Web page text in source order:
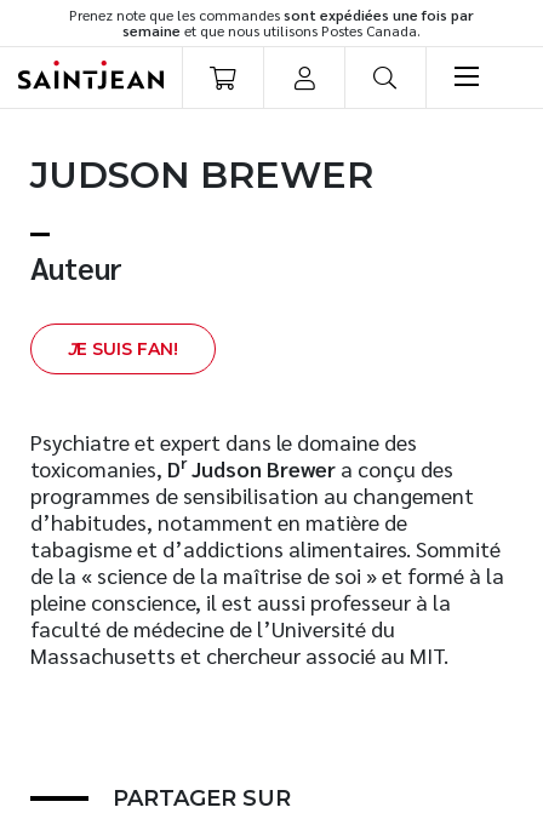
Prenez note que les commandessont expédiées une fois par
semaine et que nous utilisons Postes Canada.
Romans
Développement personnel
Spiritualité
Famille
Témoignages
Vie pratique
Finances
Nouveautés
Numérique
Livres audio
AUTEURS
JUDSON BREWER
Auteur
JE SUIS FAN!
Psychiatre et expert dans le domaine des
toxicomanies, Dr Judson Brewer a conçu des
programmes de sensibilisation au changement
d’habitudes, notamment en matière de
tabagisme et d’addictions alimentaires. Sommité
de la « science de la maîtrise de soi » et formé à la
pleine conscience, il est aussi professeur à la
faculté de médecine de l’Université du
Massachusetts et chercheur associé au MIT.
PARTAGER SUR